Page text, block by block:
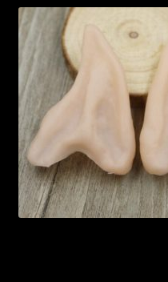
Contato